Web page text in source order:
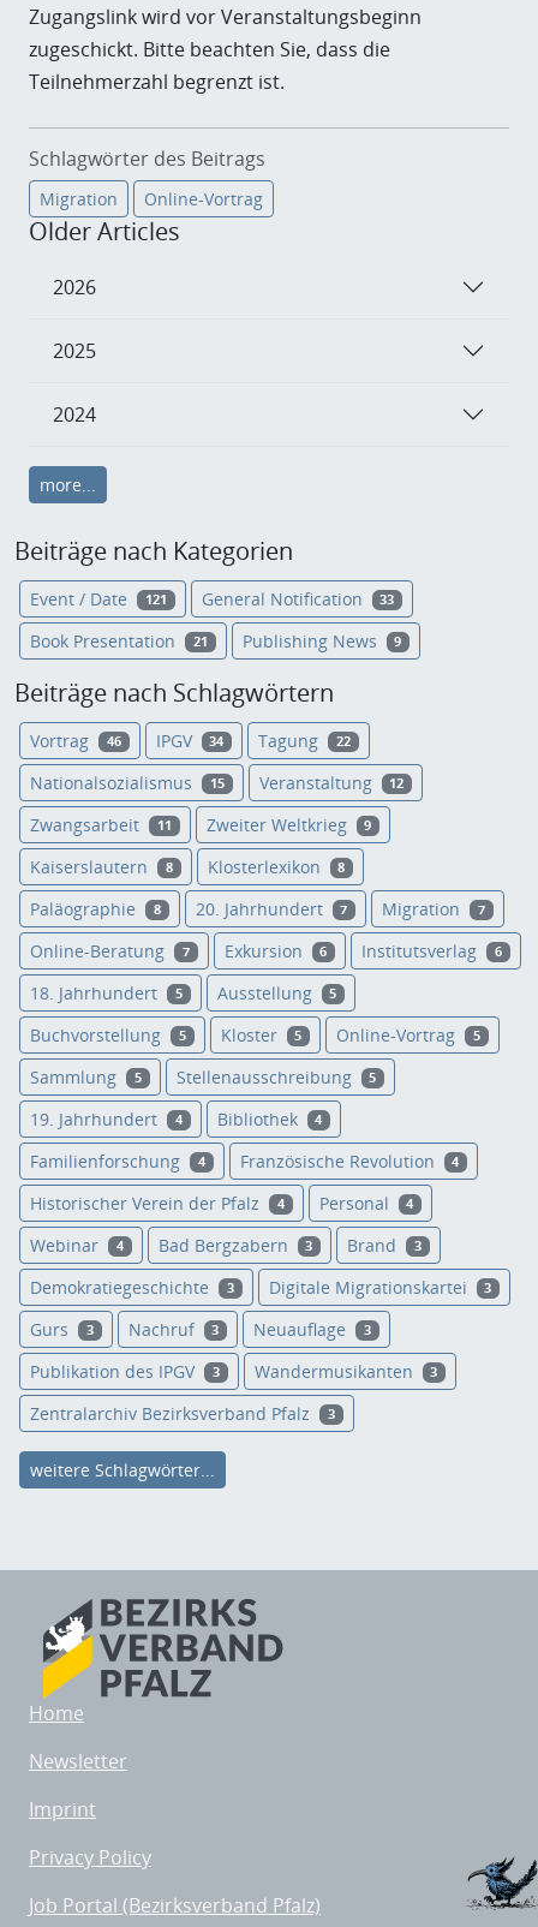
Zugangslink wird vor Veranstaltungsbeginn
zugeschickt. Bitte beachten Sie, dass die
Teilnehmerzahl begrenzt ist.
Schlagwörter des Beitrags
Migration Online-Vortrag
Older Articles
2026
2025
2024
more...
Beiträge nach Kategorien
Event / Date 121 General Notification 33
Book Presentation 21 Publishing News 9
Beiträge nach Schlagwörtern
Vortrag 46 IPGV 34 Tagung 22
Nationalsozialismus 15 Veranstaltung 12
Zwangsarbeit 11 Zweiter Weltkrieg 9
Kaiserslautern 8 Klosterlexikon 8
Paläographie 8 20. Jahrhundert 7 Migration 7
Online-Beratung 7 Exkursion 6 Institutsverlag 6
18. Jahrhundert 5 Ausstellung 5
Buchvorstellung 5 Kloster 5 Online-Vortrag 5
Sammlung 5 Stellenausschreibung 5
19. Jahrhundert 4 Bibliothek 4
Familienforschung 4 Französische Revolution 4
Historischer Verein der Pfalz 4 Personal 4
Webinar 4 Bad Bergzabern 3 Brand 3
Demokratiegeschichte 3 Digitale Migrationskartei 3
Gurs 3 Nachruf 3 Neuauflage 3
Publikation des IPGV 3 Wandermusikanten 3
Zentralarchiv Bezirksverband Pfalz 3
weitere Schlagwörter...
Home
Newsletter
Imprint
Privacy Policy
Job Portal (Bezirksverband Pfalz)